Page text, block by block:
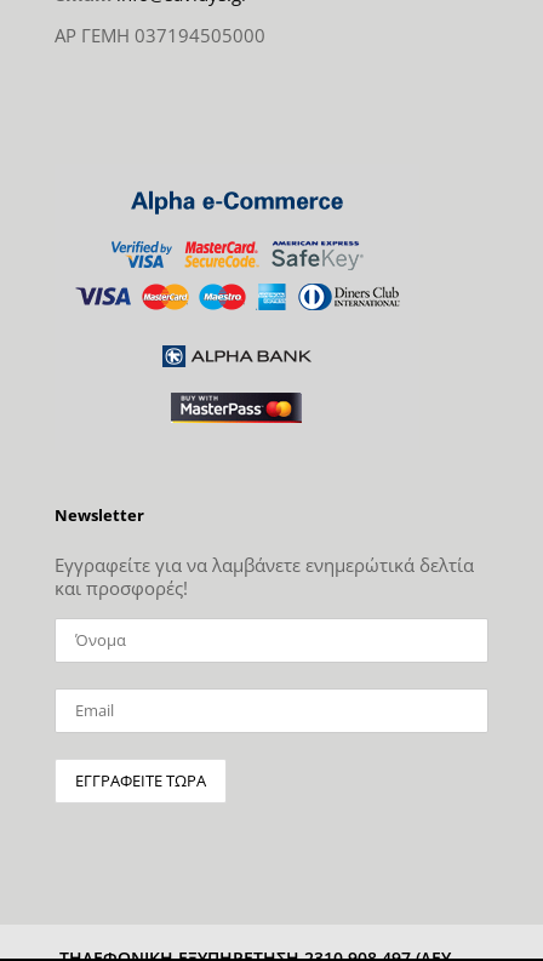
ΑΡ ΓΕΜΗ 037194505000
Newsletter
Εγγραφείτε για να λαμβάνετε ενημερώτικά δελτία
και προσφορές!